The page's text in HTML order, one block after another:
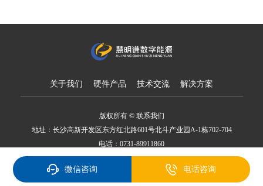
关于我们 硬件产品 技术交流 解决方案
版权所有 © 联系我们
地址：长沙高新开发区东方红北路601号北斗产业园A-1栋702-704
电话：0731-89911860
备案号：湘ICP备18007650号
微信咨询 电话咨询